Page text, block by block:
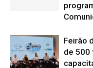
Feirão
de 500